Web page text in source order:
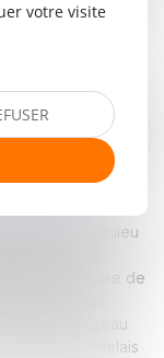
de
par leurs
souvent
de fonction, de
ou de départ en
Montesquieu
Après avoir
en matière de
droit
du Réseau
bureau bordelais
votre visite